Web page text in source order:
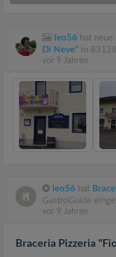
leo56 hat
Di Neve" in
vor 9 Jahren
leo56 hat
GastroGuide
vor 9 Jahren
Braceria Pizzeria